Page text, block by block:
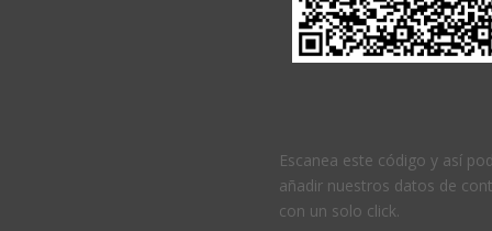
Escanea este código y así
añadir nuestros datos de
con un solo click.